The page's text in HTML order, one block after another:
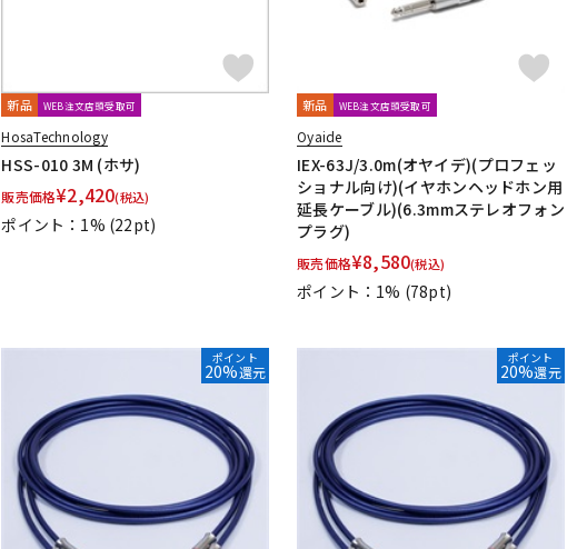
新品 WEB注文店頭受取可
HosaTechnology
HSS-010 3M (ホサ)
販売価格¥2,420(税込)
ポイント：1% (22pt)
新品 WEB注文店頭受取可
Oyaide
IEX-63J/3.0m(オヤイデ)(プロフェッ
ショナル向け)(イヤホンヘッドホン用
延長ケーブル)(6.3mmステレオフォン
プラグ)
販売価格¥8,580(税込)
ポイント：1% (78pt)
ポイント
20%還元
ポイント
20%還元